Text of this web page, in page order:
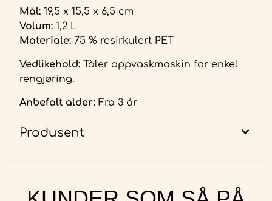
Mål: 19,5 x 15,5 x 6,5 cm
Volum: 1,2 L
Materiale: 75 % resirkulert PET
Vedlikehold: Tåler oppvaskmaskin for enkel
rengjøring.
Anbefalt alder: Fra 3 år
Produsent